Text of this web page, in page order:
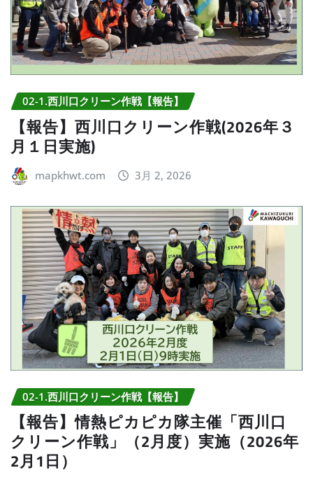
02-1.西川口クリーン作戦【報告】
【報告】西川口クリーン作戦(2026年３
月１日実施)
mapkhwt.com 3月 2, 2026
02-1.西川口クリーン作戦【報告】
【報告】情熱ピカピカ隊主催「西川口
クリーン作戦」（2月度）実施（2026年
2月1日）